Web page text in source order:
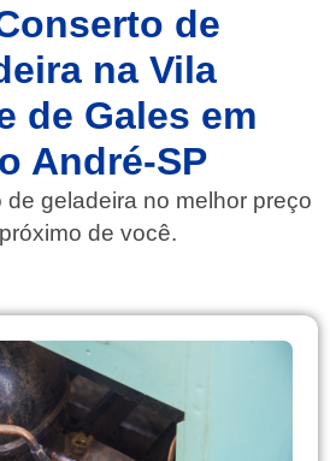
de
na Vila
de Gales em
André-SP
geladeira no melhor preço
de você.